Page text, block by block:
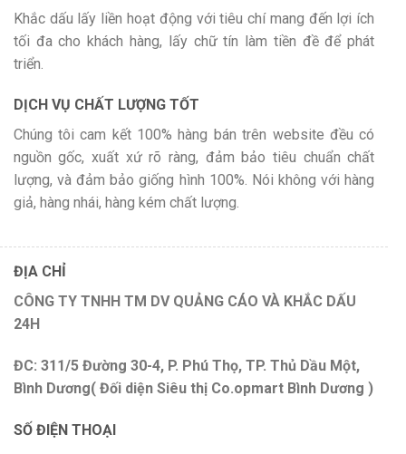
Khắc dấu lấy liền hoạt động với tiêu chí mang đến lợi ích
tối đa cho khách hàng, lấy chữ tín làm tiền đề để phát
triển.
DỊCH VỤ CHẤT LƯỢNG TỐT
Chúng tôi cam kết 100% hàng bán trên website đều có
nguồn gốc, xuất xứ rõ ràng, đảm bảo tiêu chuẩn chất
lượng, và đảm bảo giống hình 100%. Nói không với hàng
giả, hàng nhái, hàng kém chất lượng.
ĐỊA CHỈ
CÔNG TY TNHH TM DV QUẢNG CÁO VÀ KHẮC DẤU
24H
ĐC: 311/5 Đường 30-4, P. Phú Thọ, TP. Thủ Dầu Một,
Bình Dương( Đối diện Siêu thị Co.opmart Bình Dương )
SỐ ĐIỆN THOẠI